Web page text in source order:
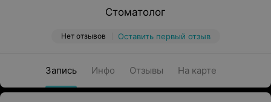
Стоматолог
Нет отзывов Оставить первый отзыв
Запись Инфо Отзывы На карте